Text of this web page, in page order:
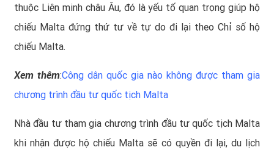
thuộc Liên minh châu Âu, đó là yếu tố quan trọng giúp hộ
chiếu Malta đứng thứ tư về tự do đi lại theo Chỉ số hộ
chiếu Malta.
Xem thêm:Công dân quốc gia nào không được tham gia
chương trình đầu tư quốc tịch Malta
Nhà đầu tư tham gia chương trình đầu tưquốc tịch Malta
khi nhận được hộ chiếu Malta sẽ có quyền đi lại, du lịch